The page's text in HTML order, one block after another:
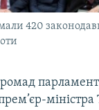
420